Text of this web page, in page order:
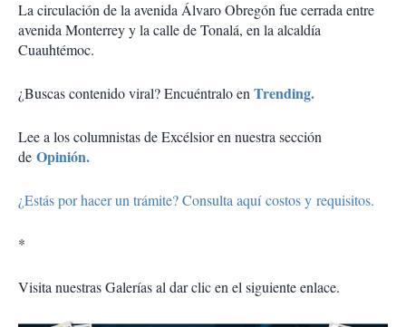
La circulación de la avenida Álvaro Obregón fue cerrada entre
avenida Monterrey y la calle de Tonalá, en la alcaldía
Cuauhtémoc.
¿Buscas contenido viral? Encuéntralo en Trending.
Lee a los columnistas de Excélsior en nuestra sección
de Opinión.
¿Estás por hacer un trámite? Consulta aquí costos y requisitos.
*
Visita nuestras Galerías al dar clic en el siguiente enlace.